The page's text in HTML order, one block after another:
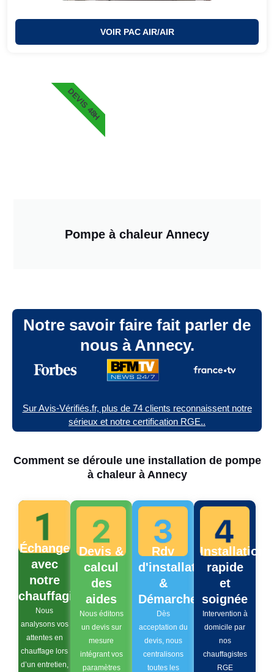
VOIR PAC AIR/AIR
Pompe à chaleur Annecy
DEVIS 48H
Notre savoir faire fait parler de
nous à Annecy.
Sur Avis-Vérifiés.fr, plus de 74 clients reconnaissent notre
sérieux et notre certification RGE..
Comment se déroule une installation de pompe
à chaleur à Annecy
Échange
avec
notre
chauffagiste
Nous
analysons vos
attentes en
chauffage lors
d’un entretien,
Devis &
calcul
des
aides
Nous éditons
un devis sur
mesure
intégrant vos
paramètres
Rdv
d'installation
&
Démarches
Dès
acceptation du
devis, nous
centralisons
toutes les
Installation
rapide
et
soignée
Intervention à
domicile par
nos
chauffagistes
RGE